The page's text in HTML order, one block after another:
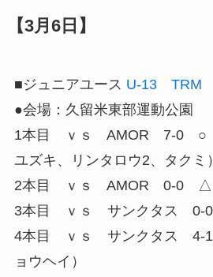
【3月6日】
■ジュニアユース U-13 TRM
●会場：久留米東部運動公園
1本目 ｖｓ AMOR 7-0 ○（
ユズキ、リンタロウ2、タクミ）
2本目 ｖｓ AMOR 0-0 △
3本目 ｖｓ サンクタス
4本目 ｖｓ サンクタス 4-1
ョウヘイ）